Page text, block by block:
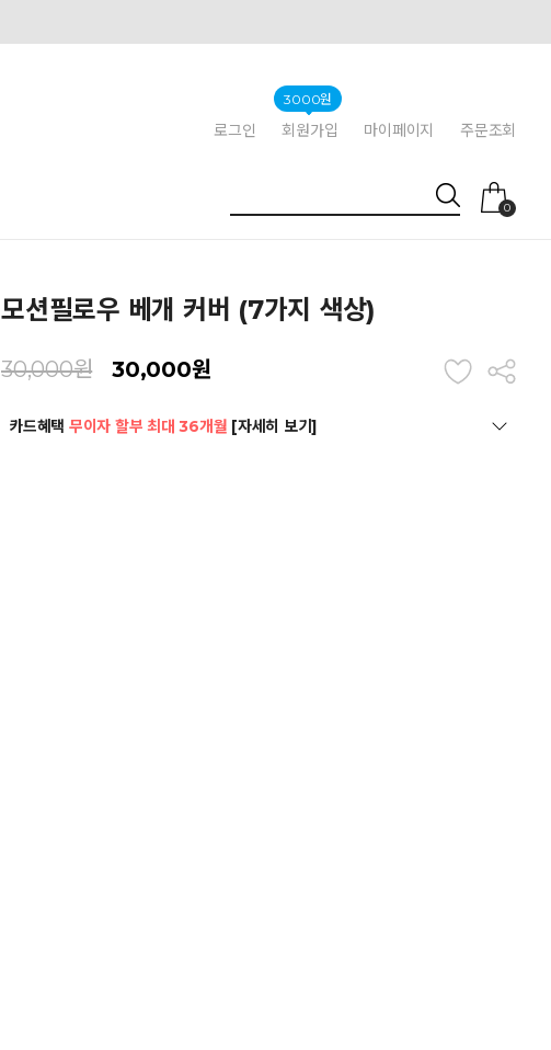
로그인 회원가입
3000원
마이페이지 주문조회
0
모션필로우 베개 커버 (7가지 색상)
30,000원 30,000원
카드혜택 무이자 할부 최대 36개월 [자세히 보기]